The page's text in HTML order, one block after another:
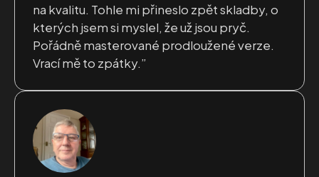
na kvalitu. Tohle mi přineslo zpět skladby, o
kterých jsem si myslel, že už jsou pryč.
Pořádně masterované prodloužené verze.
Vrací mě to zpátky.”